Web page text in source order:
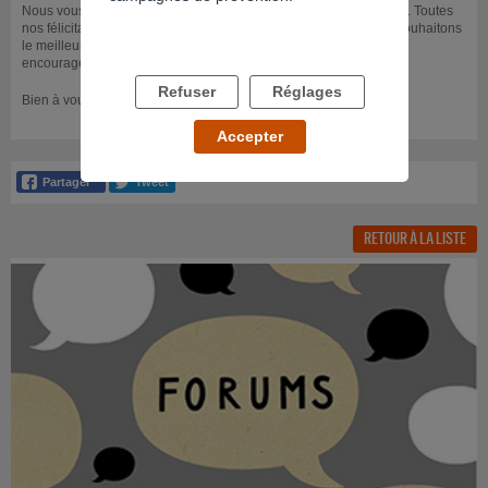
Nous vous remercions de nous faire part de cette bonne nouvelle. Toutes
nos félicitations pour l’arrêt de vos consommations ! Nous vous souhaitons
le meilleur pour les temps à venir et vous adressons tous nos
encouragements à prendre soin de vous !
Bien à vous.
RETOUR À LA LISTE
Refuser Réglages
Accepter